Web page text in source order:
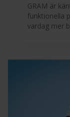
GRAM är
funktionella
vardag mer